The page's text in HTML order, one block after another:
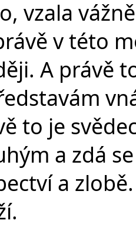
vzala
v této
A právě
to je
a zdá
a